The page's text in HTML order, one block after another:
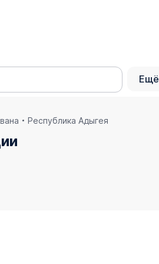
Ещё
Республика Адыгея